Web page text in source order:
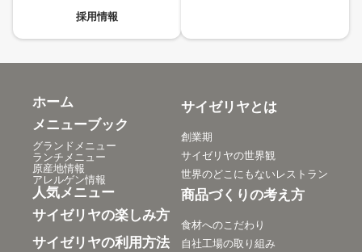
採用情報
ホーム
メニューブック
グランドメニュー
ランチメニュー
原産地情報
アレルゲン情報
人気メニュー
サイゼリヤの楽しみ方
サイゼリヤの利用方法
サイゼリヤとは
創業期
サイゼリヤの世界観
世界のどこにもないレストラン
商品づくりの考え方
食材へのこだわり
自社工場の取り組み